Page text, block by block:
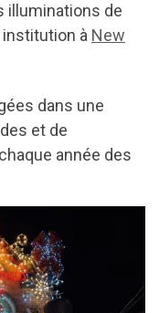
illuminations de
à New
dans une
et de
année des